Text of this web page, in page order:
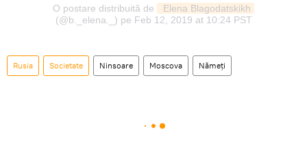
O postare distribuită de
Elena Blagodatskikh
(@b._elena._) pe Feb 12, 2019 at 10:24 PST
Rusia Societate Ninsoare Moscova Nămeți